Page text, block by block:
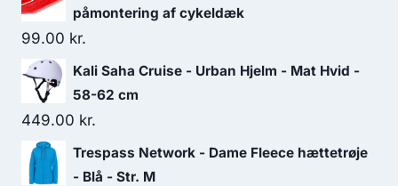
påmontering af cykeldæk
99.00 kr.
Kali Saha Cruise - Urban Hjelm - Mat Hvid -
58-62 cm
449.00 kr.
Trespass Network - Dame Fleece hættetrøje
- Blå - Str. M